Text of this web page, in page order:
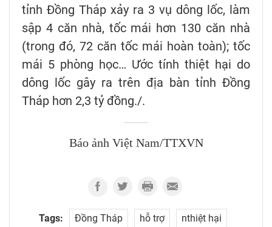
tỉnh Đồng Tháp xảy ra 3 vụ dông lốc, làm
sập 4 căn nhà, tốc mái hơn 130 căn nhà
(trong đó, 72 căn tốc mái hoàn toàn); tốc
mái 5 phòng học… Ước tính thiệt hại do
dông lốc gây ra trên địa bàn tỉnh Đồng
Tháp hơn 2,3 tỷ đồng./.
Báo ảnh Việt Nam/TTXVN
Tags: Đồng Tháp hỗ trợ
nthiệt hại